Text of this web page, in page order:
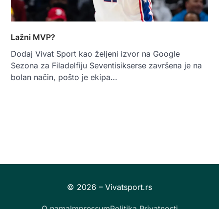
Lažni MVP?
Dodaj Vivat Sport kao željeni izvor na Google
Sezona za Filadelfiju Seventisikserse završena je na
bolan način, pošto je ekipa…